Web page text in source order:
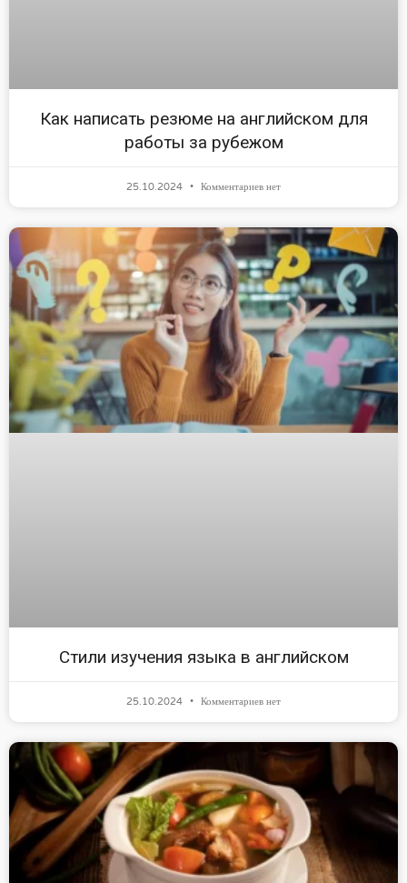
Как написать резюме на английском для
работы за рубежом
25.10.2024 Комментариев нет
Стили изучения языка в английском
25.10.2024 Комментариев нет